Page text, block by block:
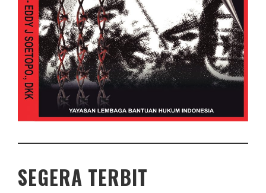
SEGERA TERBIT